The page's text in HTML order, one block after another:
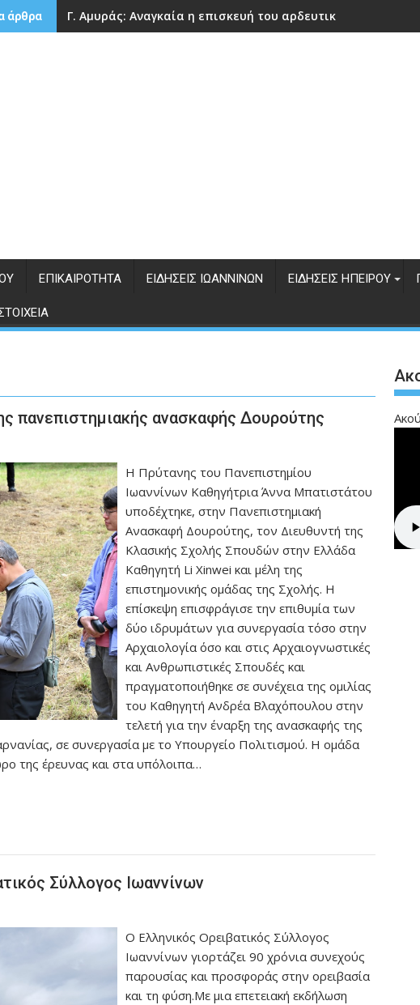
άρθρα Γ. Αμυράς: Αναγκαία η επισκευή του αρδευτικού φράγματος
ΕΠΙΚΑΙΡΌΤΗΤΑ ΕΙΔΉΣΕΙΣ ΙΩΑΝΝΊΝΩΝ ΕΙΔΉΣΕΙΣ ΗΠΕΊΡΟΥ
πανεπιστημιακής ανασκαφής Δουρούτης
Η Πρύτανης του Πανεπιστημίου
Ιωαννίνων Καθηγήτρια Άννα Μπατιστάτου
υποδέχτηκε, στην Πανεπιστημιακή
Ανασκαφή Δουρούτης, τον Διευθυντή της
Κλασικής Σχολής Σπουδών στην Ελλάδα
Καθηγητή Li Xinwei και μέλη της
επιστημονικής ομάδας της Σχολής. Η
επίσκεψη επισφράγισε την επιθυμία των
δύο ιδρυμάτων για συνεργασία τόσο στην
Αρχαιολογία όσο και στις Αρχαιογνωστικές
και Ανθρωπιστικές Σπουδές και
πραγματοποιήθηκε σε συνέχεια της ομιλίας
του Καθηγητή Ανδρέα Βλαχόπουλου στην
τελετή για την έναρξη της ανασκαφής της
σε συνεργασία με το Υπουργείο Πολιτισμού. Η ομάδα
της έρευνας και στα υπόλοιπα…
Σύλλογος Ιωαννίνων
Ο Ελληνικός Ορειβατικός Σύλλογος
Ιωαννίνων γιορτάζει 90 χρόνια συνεχούς
παρουσίας και προσφοράς στην ορειβασία
και τη φύση.Με μια επετειακή εκδήλωση